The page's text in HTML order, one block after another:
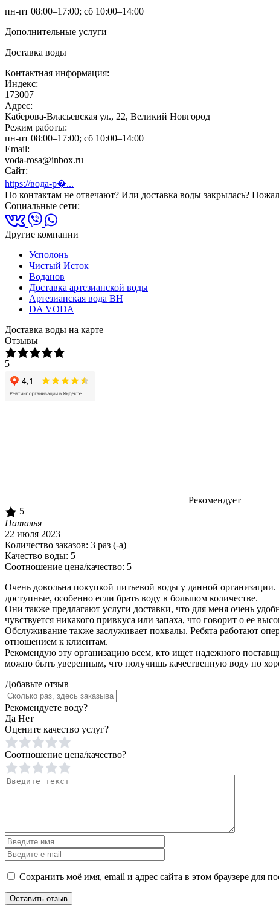
пн-пт 08:00–17:00; сб 10:00–14:00
Дополнительные услуги
Доставка воды
Контактная информация:
Индекс:
173007
Адрес:
Каберова-Власьевская ул., 22, Великий Новгород
Режим работы:
пн-пт 08:00–17:00; сб 10:00–14:00
Email:
voda-rosa@inbox.ru
Сайт:
https://вода-р�...
По контактам не отвечают? Или доставка воды закрылась?
Социальные сети:
Другие компании
Усполонь
Чистый Исток
Воданов
Доставка артезианской воды
Артезианская вода ВН
DA VODA
Доставка воды на карте
Отзывы
5
/ 1 отзывов
Рекомендует
5
Наталья
22 июля 2023
Количество заказов: 3 раз (-а)
Качество воды: 5
Соотношение цена/качество: 5
Очень довольна покупкой питьевой воды у данной
доступные, особенно если брать воду в большом количестве.
Они также предлагают услуги доставки, что для меня очень
чувствуется никакого привкуса или запаха, что говорит о ее
Обслуживание также заслуживает похвалы. Ребята работают
отношением к клиентам.
Рекомендую эту организацию всем, кто ищет надежного
можно быть уверенным, что получишь качественную воду по
Добавьте отзыв
Рекомендуете воду?
Да Нет
Оцените качество услуг?
Соотношение цена/качество?
Сохранить моё имя, email и адрес сайта в этом браузере для